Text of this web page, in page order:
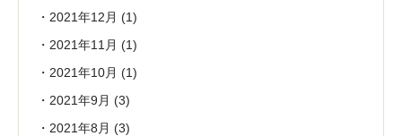
2021年12月 (1)
2021年11月 (1)
2021年10月 (1)
2021年9月 (3)
2021年8月 (3)